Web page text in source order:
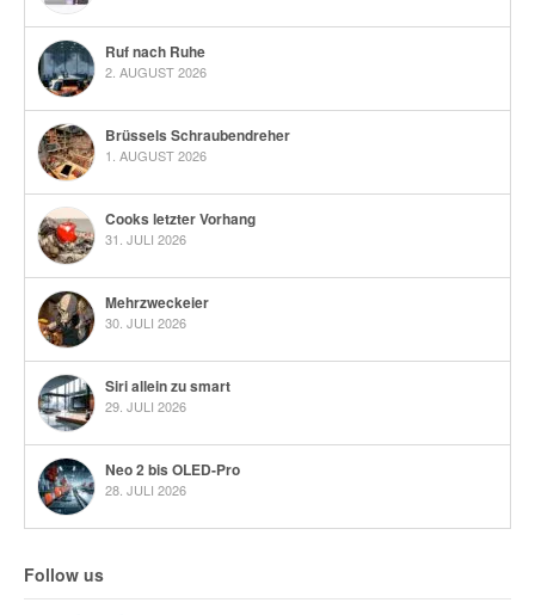
Ruf nach Ruhe
2. AUGUST 2026
Brüssels Schraubendreher
1. AUGUST 2026
Cooks letzter Vorhang
31. JULI 2026
Mehrzweckeier
30. JULI 2026
Siri allein zu smart
29. JULI 2026
Neo 2 bis OLED-Pro
28. JULI 2026
Follow us